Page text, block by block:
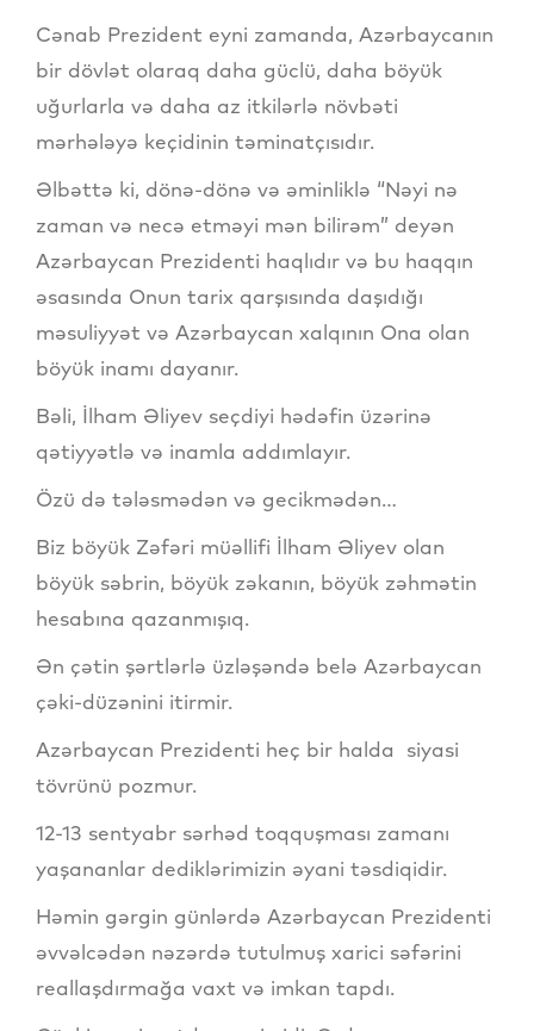
Cənab Prezident eyni zamanda, Azərbaycanın
bir dövlət olaraq daha güclü, daha böyük
uğurlarla və daha az itkilərlə növbəti
mərhələyə keçidinin təminatçısıdır.
Əlbəttə ki, dönə-dönə və əminliklə “Nəyi nə
zaman və necə etməyi mən bilirəm” deyən
Azərbaycan Prezidenti haqlıdır və bu haqqın
əsasında Onun tarix qarşısında daşıdığı
məsuliyyət və Azərbaycan xalqının Ona olan
böyük inamı dayanır.
Bəli, İlham Əliyev seçdiyi hədəfin üzərinə
qətiyyətlə və inamla addımlayır.
Özü də tələsmədən və gecikmədən…
Biz böyük Zəfəri müəllifi İlham Əliyev olan
böyük səbrin, böyük zəkanın, böyük zəhmətin
hesabına qazanmışıq.
Ən çətin şərtlərlə üzləşəndə belə Azərbaycan
çəki-düzənini itirmir.
Azərbaycan Prezidenti heç bir halda siyasi
tövrünü pozmur.
12-13 sentyabr sərhəd toqquşması zamanı
yaşananlar dediklərimizin əyani təsdiqidir.
Həmin gərgin günlərdə Azərbaycan Prezidenti
əvvəlcədən nəzərdə tutulmuş xarici səfərini
reallaşdırmağa vaxt və imkan tapdı.